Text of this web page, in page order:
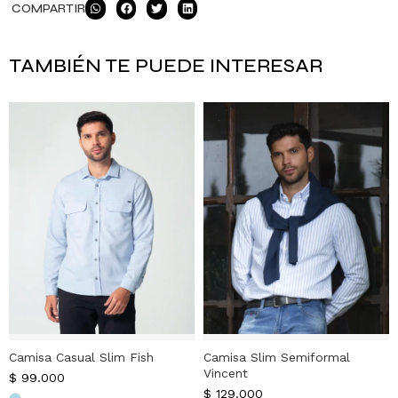
COMPARTIR
TAMBIÉN TE PUEDE INTERESAR
Camisa Casual Slim Fish
$ 99.000
Camisa Slim Semiformal
Vincent
$ 129.000